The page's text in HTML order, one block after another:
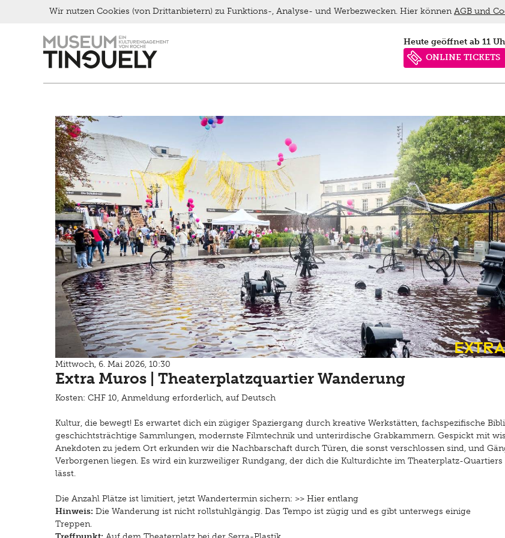
Hauptnavigation
heute geöffnet ab 11
ONLINE TICKETS
Kontakt
Mittwoch, 6. Mai 2026, 10:30
Extra Muros | Theaterplatzquartier Wanderung
Kosten: CHF 10, Anmeldung erforderlich, auf Deutsch
Kultur, die bewegt! Es erwartet dich ein zügiger Spaziergang durch kreative Werkstätten, fachspezifische
geschichtsträchtige Sammlungen, modernste Filmtechnik und unterirdische Grabkammern. Gespickt mit
Anekdoten zu jedem Ort erkunden wir die Nachbarschaft durch Türen, die sonst verschlossen sind, und
Verborgenen liegen. Es wird ein kurzweiliger Rundgang, der dich die Kulturdichte im Theaterplatz-Quartiers
lässt.
Die Anzahl Plätze ist limitiert, jetzt Wandertermin sichern: >> Hier entlang
Hinweis: Die Wanderung ist nicht rollstuhlgängig. Das Tempo ist zügig und es gibt unterwegs einige
Treppen.
Wir nutzen Cookies (von Drittanbietern) zu Funktions-, Analyse- und Werbezwecken. Hier könnenAGB und